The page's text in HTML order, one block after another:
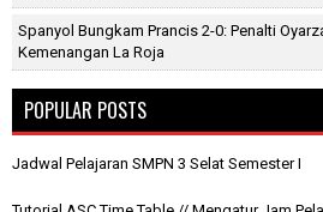
Spanyol Bungkam Prancis 2-0: Penalti
Kemenangan La Roja
POPULAR POSTS
Jadwal Pelajaran SMPN 3 Selat Semester I